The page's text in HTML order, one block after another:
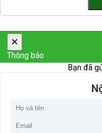
×
Thông báo
Bạn đã